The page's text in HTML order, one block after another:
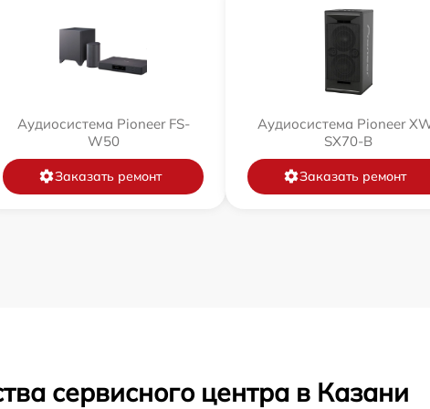
Аудиосистема Pioneer FS-
W50
Заказать ремонт
Аудиосистема Pioneer
SX70-B
Заказать ремонт
сервисного центра в Казани